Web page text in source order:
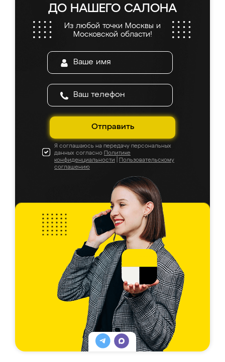
ДО НАШЕГО САЛОНА
Из любой точки Москвы и
Московской области!
Отправить
Я соглашаюсь на передачу персональных
данных согласно Политике
конфиденциальности
Пользовательскому
соглашению